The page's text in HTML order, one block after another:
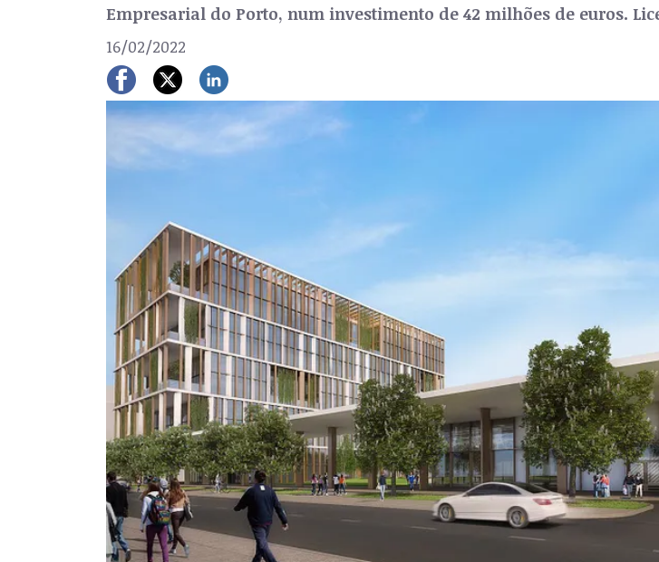
Empresarial do Porto, num investimento de 42 milhões de euros.
16/02/2022